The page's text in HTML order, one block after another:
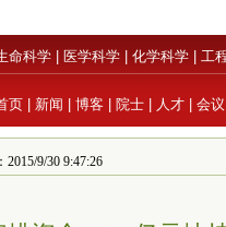
命科学 医学科学 化学科学 工
页 新闻 博客 院士 人才 会议
2015/9/30 9:47:26